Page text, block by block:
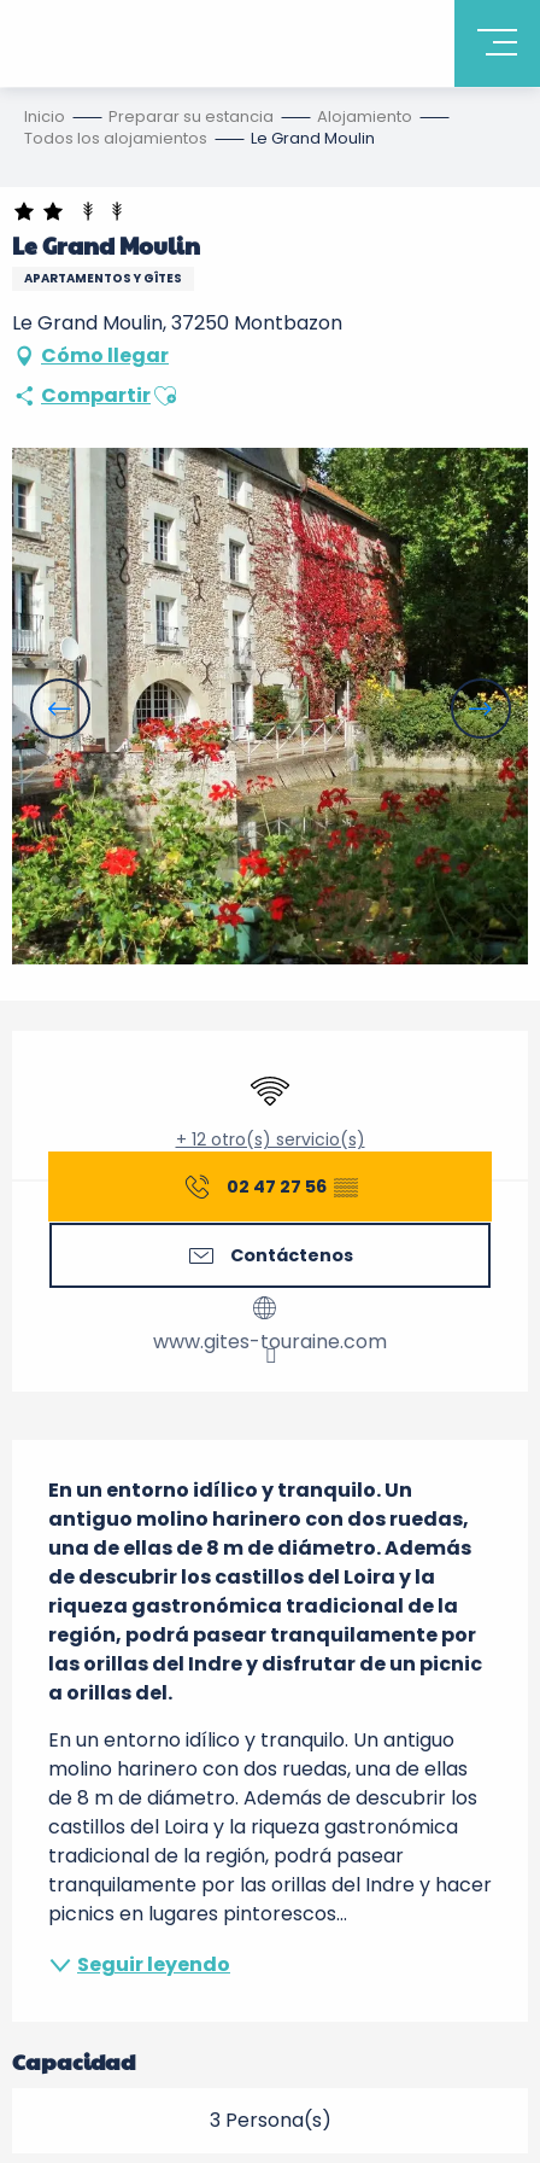
Inicio Preparar su estancia
Alojamiento
Todos los alojamientos
Le Grand Moulin
Le Grand Moulin
APARTAMENTOS Y GÎTES
Le Grand Moulin, 37250 Montbazon
Cómo llegar
CompartirAjouter aux favoris
Wifi
+ 12 otro(s) servicio(s)
02 47 27 56 ▒▒
Contáctenos
www.gites-touraine.com
En un entorno idílico y tranquilo. Un
antiguo molino harinero con dos ruedas,
una de ellas de 8 m de diámetro. Además
de descubrir los castillos del Loira y la
riqueza gastronómica tradicional de la
región, podrá pasear tranquilamente por
las orillas del Indre y disfrutar de un picnic
a orillas del.
En un entorno idílico y tranquilo. Un antiguo
molino harinero con dos ruedas, una de ellas
de 8 m de diámetro. Además de descubrir los
castillos del Loira y la riqueza gastronómica
tradicional de la región, podrá pasear
tranquilamente por las orillas del Indre y hacer
picnics en lugares pintorescos...
Seguir leyendo
Capacidad
3 Persona(s)